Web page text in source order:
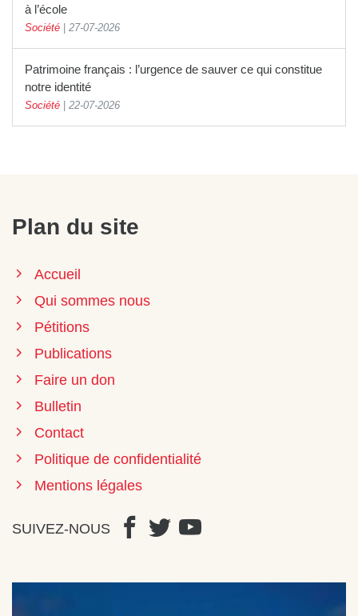
à l’école
Société 27-07-2026
Patrimoine français : l’urgence de sauver ce qui constitue
notre identité
Société 22-07-2026
Plan du site
Accueil
Qui sommes nous
Pétitions
Publications
Faire un don
Bulletin
Contact
Politique de confidentialité
Mentions légales
SUIVEZ-NOUS